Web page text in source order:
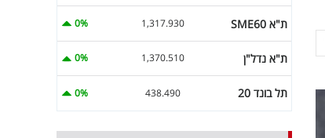
ת"א SME60 1,317.930
0%
ת"א נדל"ן 1,370.510
0%
תל בונד 20 438.490
0%